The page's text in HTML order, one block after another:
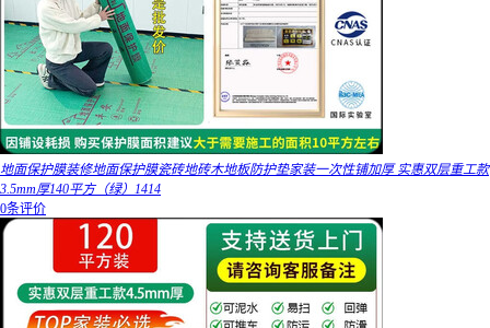
地面保护膜装修地面保护膜瓷砖地砖木地板防护垫家装一次性铺加厚 实惠双层重工款
3.5mm厚140平方（绿）1414
0条评价